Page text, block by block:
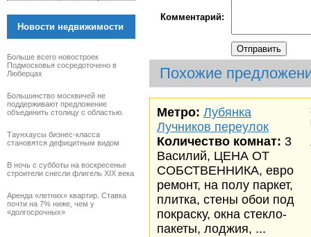
Новости недвижимости
Больше всего новостроек
Подмосковья сосредоточено в
Люберцах
Большинство москвичей не
поддерживают предложение
объединить столицу с областью.
Таунхаусы бизнес-класса
становятся дефицитным видом
В ночь с субботы на воскресенье
строители снесли флигель XIX века
Аренда «летних» квартир. Ставка
почти на 7% ниже, чем у
«долгосрочных»
Комментарий:
Похожие
Метро: Лубянка
Лучников переулок
Количество комнат: 3
Василий, ЦЕНА ОТ
СОБСТВЕННИКА, евро
ремонт, на полу паркет,
плитка, стены обои под
покраску, окна стекло-
пакеты, лоджия, ...